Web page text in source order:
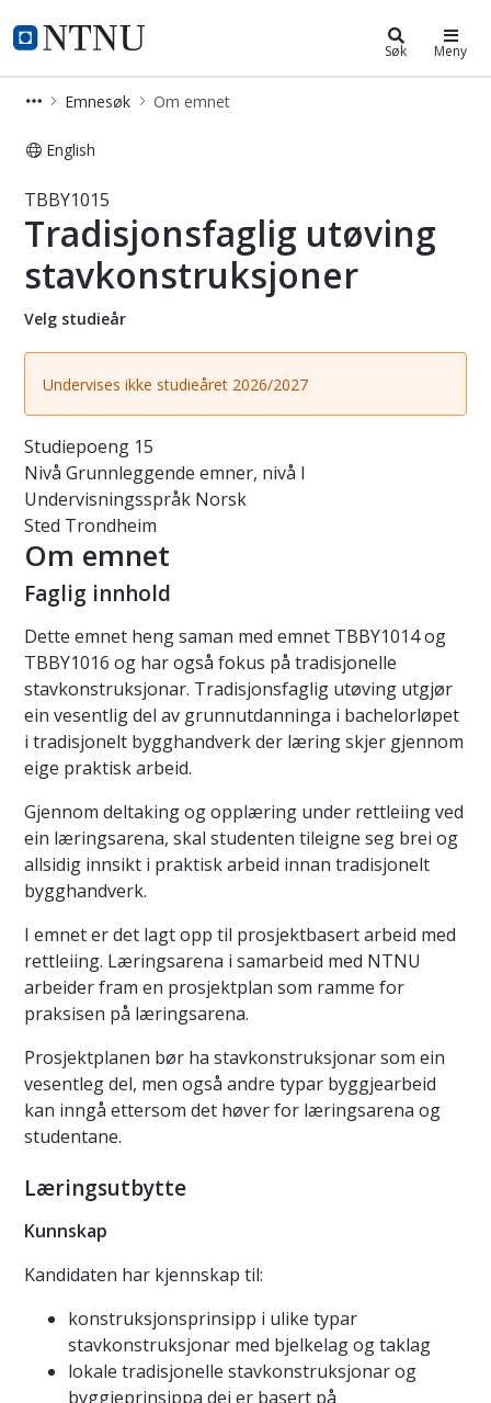
NTNU Hjemmeside
Studier Søk Meny
Emnesøk Om emnet
English
Emne - Tradisjonsfaglig utøving
TBBY1015
Tradisjonsfaglig utøving
stavkonstruksjoner
Velg studieår
Undervises ikke studieåret 2026/2027
Studiepoeng 15
Nivå Grunnleggende emner, nivå I
Undervisningsspråk Norsk
Sted Trondheim
Om emnet
Faglig innhold
Dette emnet heng saman med emnet TBBY1014 og
TBBY1016 og har også fokus på tradisjonelle
stavkonstruksjonar. Tradisjonsfaglig utøving utgjør
ein vesentlig del av grunnutdanninga i bachelorløpet
i tradisjonelt bygghandverk der læring skjer gjennom
eige praktisk arbeid.
Gjennom deltaking og opplæring under rettleiing ved
ein læringsarena, skal studenten tileigne seg brei og
allsidig innsikt i praktisk arbeid innan tradisjonelt
bygghandverk.
I emnet er det lagt opp til prosjektbasert arbeid med
rettleiing. Læringsarena i samarbeid med NTNU
arbeider fram en prosjektplan som ramme for
praksisen på læringsarena.
Prosjektplanen bør ha stavkonstruksjonar som ein
vesentleg del, men også andre typar byggjearbeid
kan inngå ettersom det høver for læringsarena og
studentane.
Læringsutbytte
Kunnskap
Kandidaten har kjennskap til:
konstruksjonsprinsipp i ulike typar
stavkonstruksjonar med bjelkelag og taklag
lokale tradisjonelle stavkonstruksjonar og
byggjeprinsippa dei er basert på